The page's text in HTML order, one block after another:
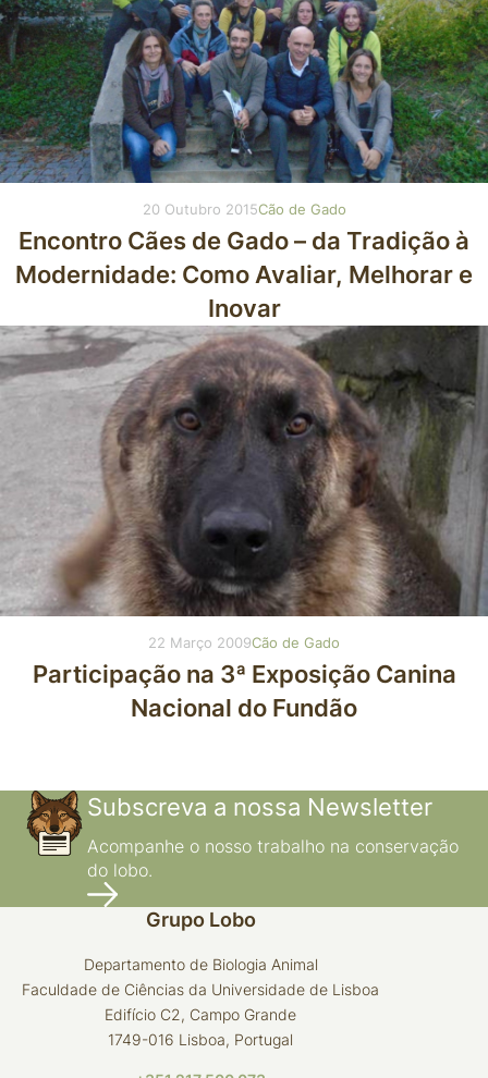
20 Outubro 2015Cão de Gado
Encontro Cães de Gado – da Tradição à
Modernidade: Como Avaliar, Melhorar e
Inovar
22 Março 2009Cão de Gado
Participação na 3ª Exposição Canina
Nacional do Fundão
Subscreva a nossa Newsletter
Acompanhe o nosso trabalho na conservação
do lobo.
Grupo Lobo
Departamento de Biologia Animal
Faculdade de Ciências da Universidade de Lisboa
Edifício C2, Campo Grande
1749-016 Lisboa, Portugal